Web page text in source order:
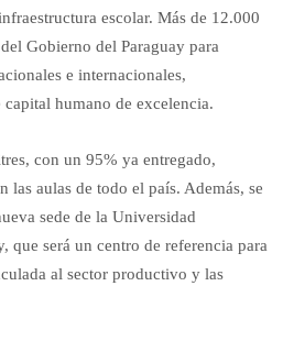
escolar. Más de 12.000
Gobierno del Paraguay para
e internacionales,
humano de excelencia.
con un 95% ya entregado,
las aulas de todo el país. Además, se
sede de la Universidad
que será un centro de referencia para
al sector productivo y las